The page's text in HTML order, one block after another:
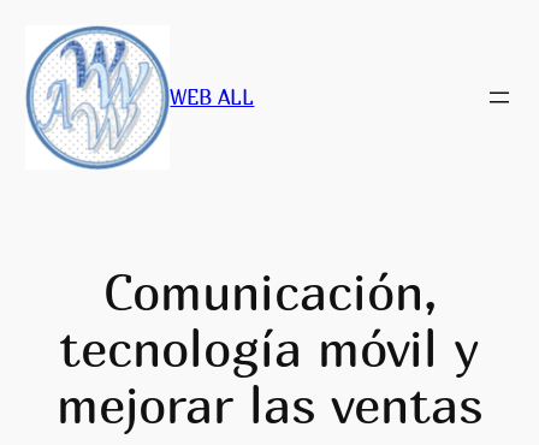
contenido
WEB ALL
Comunicación,
tecnología móvil y
mejorar las ventas